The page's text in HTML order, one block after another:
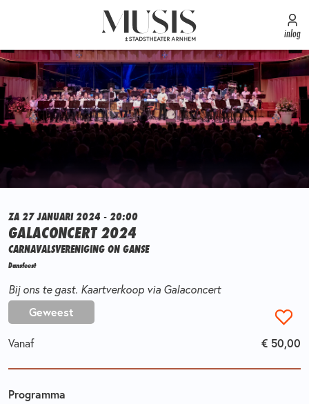
inlog
ZA 27 JANUARI 2024 - 20:00
GALACONCERT 2024
CARNAVALSVERENIGING ON GANSE
Dansfeest
Bij ons te gast. Kaartverkoop via Galaconcert
Geweest
Vanaf € 50,00
Programma